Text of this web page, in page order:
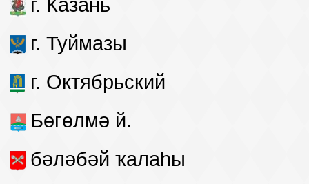
г. Казань
г. Туймазы
г. Октябрьский
Бөгөлмә й.
бәләбәй ҡалаһы